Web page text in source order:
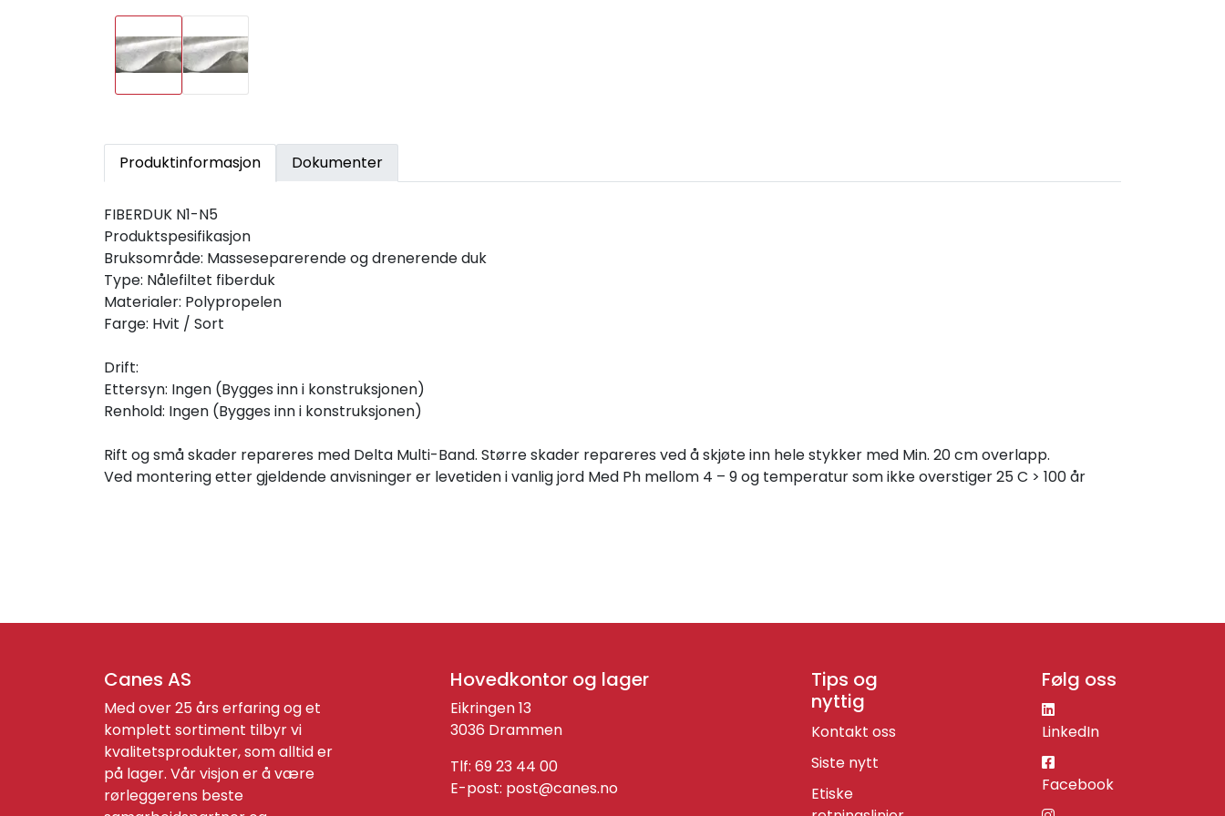
Produktinformasjon Dokumenter
FIBERDUK N1-N5
Produktspesifikasjon
Bruksområde: Masseseparerende og drenerende duk
Type: Nålefiltet fiberduk
Materialer: Polypropelen
Farge: Hvit / Sort
Drift:
Ettersyn: Ingen (Bygges inn i konstruksjonen)
Renhold: Ingen (Bygges inn i konstruksjonen)
Rift og små skader repareres med Delta Multi-Band. Større skader repareres ved å skjøte inn hele stykker med Min. 20 cm overlapp.
Ved montering etter gjeldende anvisninger er levetiden i vanlig jord Med Ph mellom 4 – 9 og temperatur som ikke overstiger 25 C > 100 år
Canes AS
Med over 25 års erfaring og et
komplett sortiment tilbyr vi
kvalitetsprodukter, som alltid er
på lager. Vår visjon er å være
rørleggerens beste
Hovedkontor og lager
Eikringen 13
3036 Drammen
Tlf: 69 23 44 00
E-post: post@canes.no
Tips og
nyttig
Kontakt oss
Siste nytt
Etiske
Følg oss
LinkedIn
Facebook